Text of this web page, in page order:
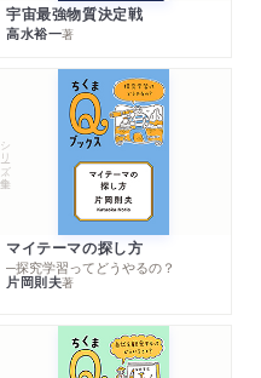
宇宙最強物質決定戦
高水裕一著
シリーズ・全集
マイテーマの探し方
─探究学習ってどうやるの？
片岡則夫著